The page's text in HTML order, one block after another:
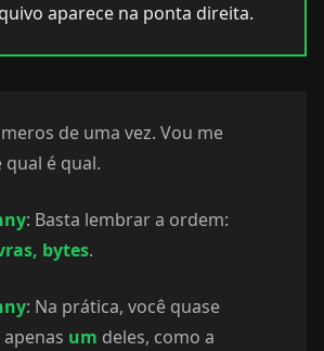
aparece na ponta direita.
de uma vez. Vou me
é qual.
: Basta lembrar a ordem:
bytes.
: Na prática, você quase
um deles, como a